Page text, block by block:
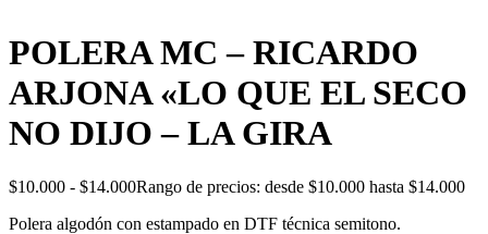
POLERA MC – RICARDO
ARJONA «LO QUE EL SECO
NO DIJO – LA GIRA
$10.000 - $14.000Rango de precios: desde $10.000 hasta $14.000
Polera algodón con estampado en DTF técnica semitono.